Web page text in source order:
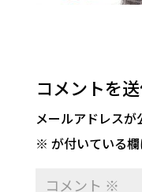
コメントを
メールアドレスが
※ が付いている